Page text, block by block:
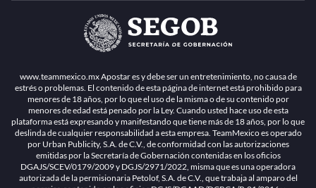
www.teammexico.mx Apostar es y debe ser un entretenimiento, no causa de
estrés o problemas. El contenido de esta página de internet está prohibido para
menores de 18 años, por lo que el uso de la misma o de su contenido por
menores de edad está penado por la Ley. Cuando usted hace uso de esta
plataforma está expresando y manifestando que tiene más de 18 años, por lo que
deslinda de cualquier responsabilidad a esta empresa. TeamMexico es operado
por Urban Publicity, S.A. de C.V., de conformidad con las autorizaciones
emitidas por la Secretaría de Gobernación contenidas en los oficios
DGAJS/SCEV/0179/2009 y DGJS/2971/2022, misma que es una operadora
autorizada de la permisionaria Petolof, S.A. de C.V., que trabaja al amparo del